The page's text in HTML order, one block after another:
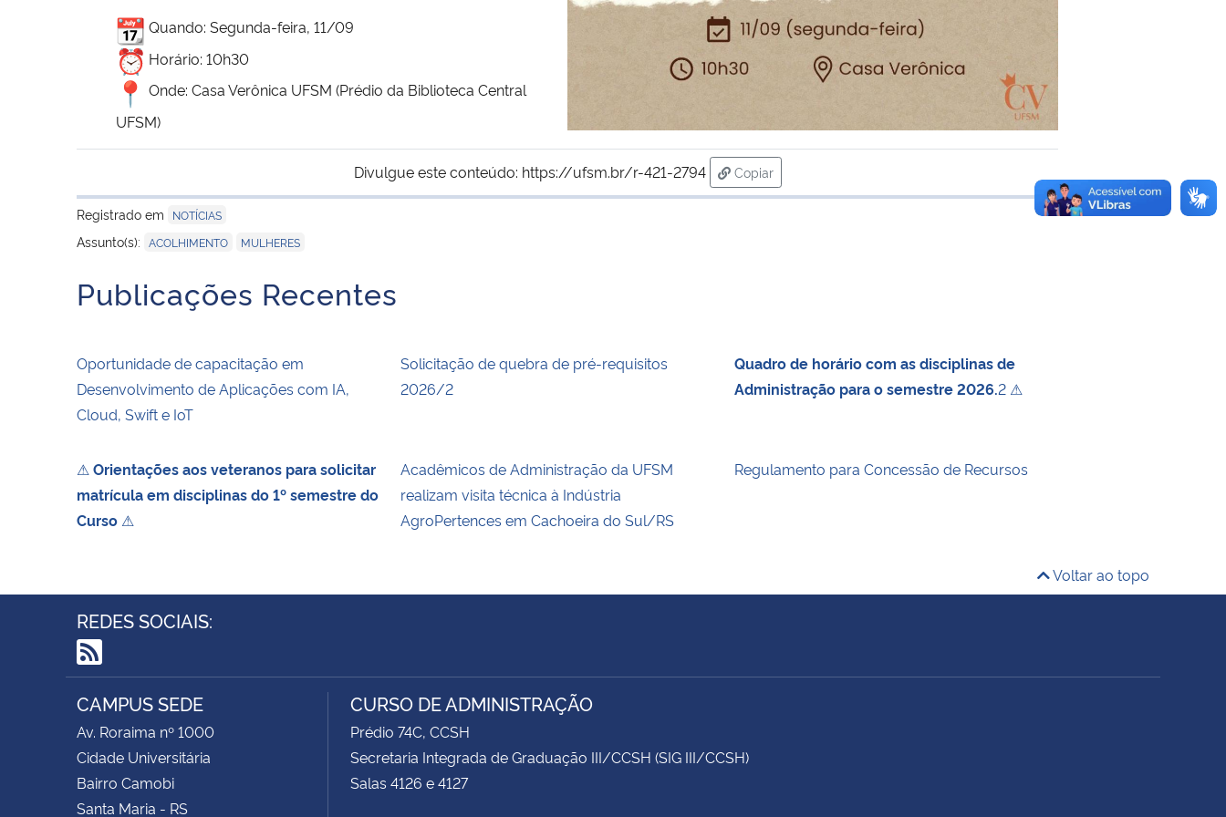
Quando: Segunda-feira, 11/09
Horário: 10h30
Onde: Casa Verônica UFSM (Prédio da Biblioteca Central
UFSM)
Divulgue este conteúdo: https://ufsm.br/r-421-2794
Copiar
para área de transferência
Registrado em
NOTÍCIAS
Assunto(s): ACOLHIMENTO MULHERES
Publicações Recentes
Oportunidade de capacitação em
Desenvolvimento de Aplicações com IA,
Cloud, Swift e IoT
Solicitação de quebra de pré-requisitos
2026/2
Quadro de horário com as disciplinas de
Administração para o semestre 2026.2 ⚠
⚠Orientações aos veteranos para solicitar
matrícula em disciplinas do 1º semestre do
Curso ⚠
Acadêmicos de Administração da UFSM
realizam visita técnica à Indústria
AgroPertences em Cachoeira do Sul/RS
Regulamento para Concessão de Recursos
Voltar ao topo
REDES SOCIAIS:
RSS
CAMPUS SEDE
Av. Roraima nº 1000
Cidade Universitária
Bairro Camobi
Santa Maria - RS
CURSO DE ADMINISTRAÇÃO
Prédio 74C, CCSH
Secretaria Integrada de Graduação III/CCSH (SIG III/CCSH)
Salas 4126 e 4127